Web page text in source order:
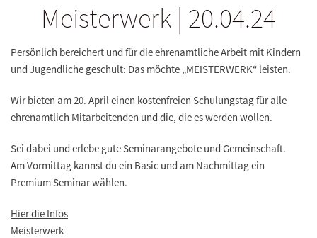
Meisterwerk | 20.04.24
Persönlich bereichert und für die ehrenamtliche Arbeit mit Kindern
und Jugendliche geschult: Das möchte „MEISTERWERK“ leisten.
Wir bieten am20. April einen kostenfreien Schulungstagfür alle
ehrenamtlich Mitarbeitenden und die, die es werden wollen.
Sei dabei und erlebe gute Seminarangebote und Gemeinschaft.
Am Vormittag kannst du ein Basic und am Nachmittag ein
Premium Seminar wählen.
Hier die Infos
Meisterwerk